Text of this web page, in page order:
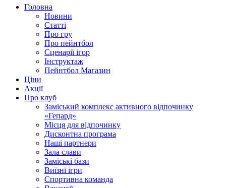
Головна
Новини
Статті
Про гру
Про пейнтбол
Сценарії ігор
Інструктаж
Пейнтбол Магазин
Ціни
Акції
Про клуб
Заміський комплекс активного відпочинку
«Гепард»
Місця для відпочинку
Дисконтна програма
Наші партнери
Зала слави
Заміські бази
Виїзні ігри
Спортивна команда